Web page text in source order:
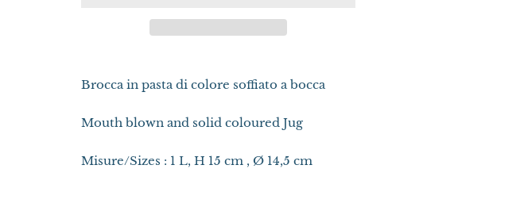
Brocca in pasta di colore soffiato a bocca
Mouth blown and solid coloured Jug
Misure/Sizes : 1 L, H 15 cm , Ø 14,5 cm